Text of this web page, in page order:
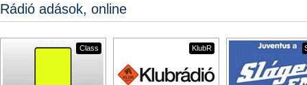
Rádió adások, online
Class KlubR